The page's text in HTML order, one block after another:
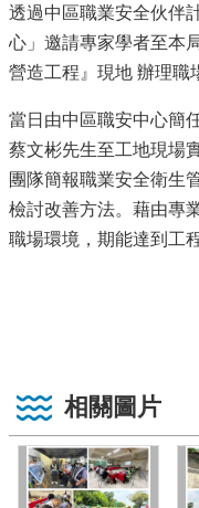
透過中區職業安全伙伴
心」邀請專家學者至本
營造工程』現地 辦理職
當日由中區職安中心簡
蔡文彬先生至工地現場
團隊簡報職業安全衛生
檢討改善方法。藉由專
職場環境，期能達到工
相關圖片